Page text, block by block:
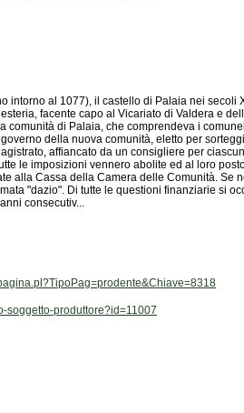
consecutiv...
soggetto-produttore?id=11007